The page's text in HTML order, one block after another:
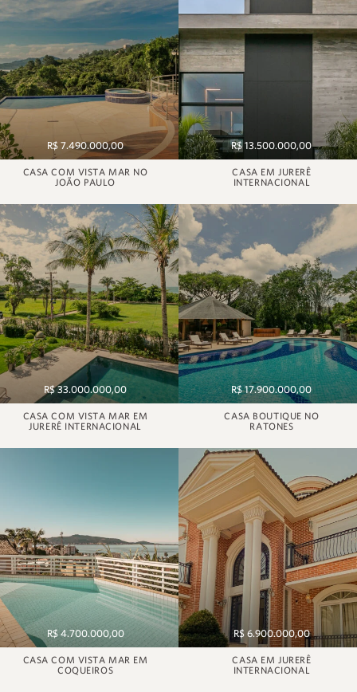
R$ 7.490.000,00
CASA COM VISTA MAR NO
JOÃO PAULO
R$ 13.500.000,00
CASA EM JURERÊ
INTERNACIONAL
R$ 33.000.000,00
CASA COM VISTA MAR EM
JURERÊ INTERNACIONAL
R$ 17.900.000,00
CASA BOUTIQUE NO
RATONES
R$ 4.700.000,00
CASA COM VISTA MAR EM
COQUEIROS
R$ 6.900.000,00
CASA EM JURERÊ
INTERNACIONAL